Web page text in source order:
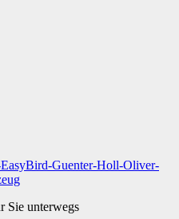
Sie unterwegs